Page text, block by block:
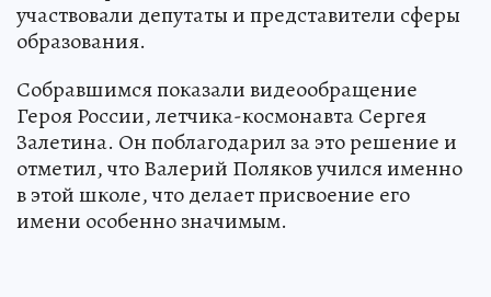
участвовали депутаты и представители сферы
образования.
Собравшимся показали видеообращение
Героя России, летчика-космонавта Сергея
Залетина. Он поблагодарил за это решение и
отметил, что Валерий Поляков учился именно
в этой школе, что делает присвоение его
имени особенно значимым.